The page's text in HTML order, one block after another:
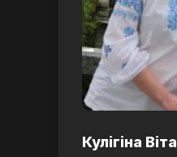
Кулігіна Віта